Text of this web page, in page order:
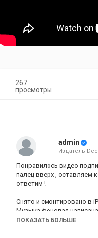
267
просмотры
admin
Издатель Dec
Понравилось видео
палец вверх , оставляем
ответим !
Снято и смонтировано в
Музыка фоновая
GarageBand
ПОКАЗАТЬ БОЛЬШЕ